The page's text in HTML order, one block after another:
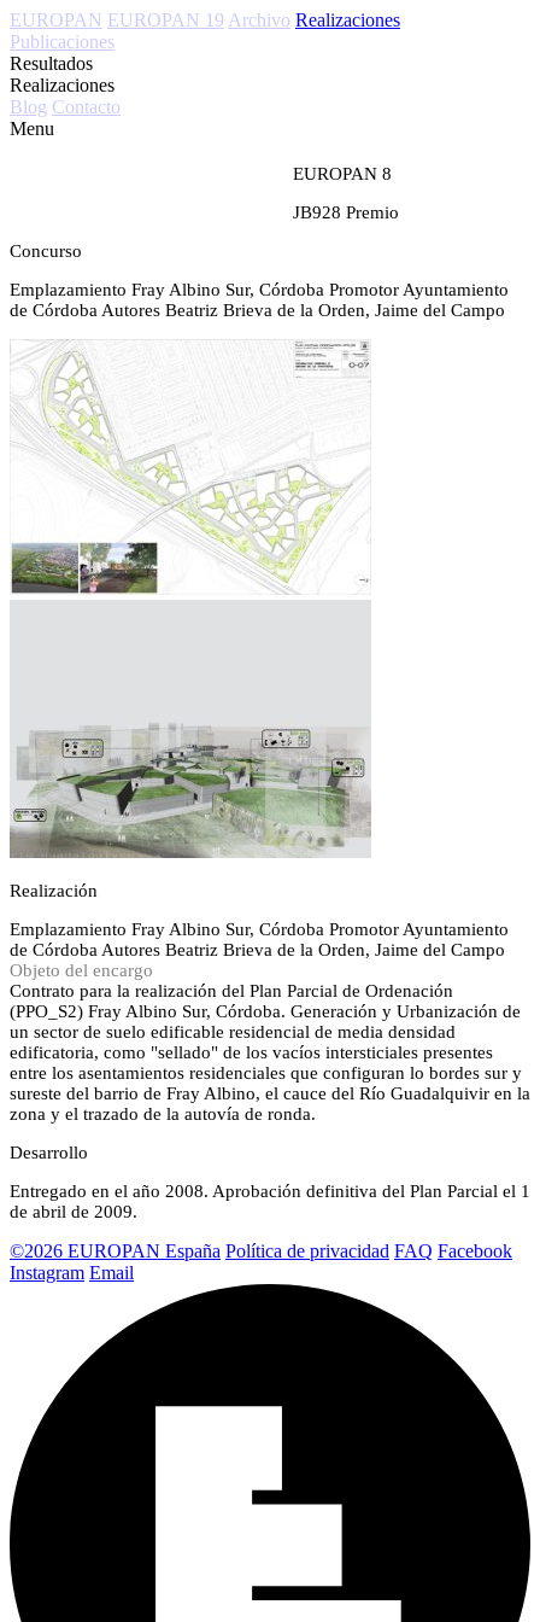
EUROPAN EUROPAN 19 Archivo Realizaciones
Publicaciones
Resultados
Realizaciones
Blog Contacto
Menu
EUROPAN 8
JB928 Premio
Concurso
Emplazamiento Fray Albino Sur, Córdoba Promotor Ayuntamiento
de Córdoba Autores Beatriz Brieva de la Orden, Jaime del Campo
Realización
Emplazamiento Fray Albino Sur, Córdoba Promotor Ayuntamiento
de Córdoba Autores Beatriz Brieva de la Orden, Jaime del Campo
Objeto del encargo
Contrato para la realización del Plan Parcial de Ordenación
(PPO_S2) Fray Albino Sur, Córdoba. Generación y Urbanización de
un sector de suelo edificable residencial de media densidad
edificatoria, como "sellado" de los vacíos intersticiales presentes
entre los asentamientos residenciales que configuran lo bordes sur y
sureste del barrio de Fray Albino, el cauce del Río Guadalquivir en la
zona y el trazado de la autovía de ronda.
Desarrollo
Entregado en el año 2008. Aprobación definitiva del Plan Parcial el 1
de abril de 2009.
©2026 EUROPAN España Política de privacidad FAQ Facebook
Instagram Email